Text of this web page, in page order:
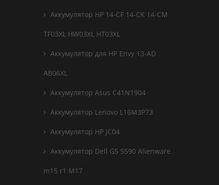
Аккумулятор HP 14-CF 14-CK 14-CM
TF03XL HW03XL HT03XL
Аккумулятор для HP Envy 13-AD
AB06XL
Аккумулятор Asus C41N1904
Аккумулятор Lenovo L16M3P73
Аккумулятор HP JC04
Аккумулятор Dell G5 5590 Alienware
m15 r1 M17